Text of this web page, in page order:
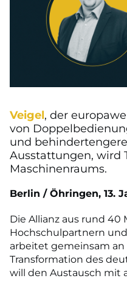
Veigel, der
von
und
Ausstattungen, wird
Maschinenraums.
Berlin / Öhringen, 13.
Die Allianz aus rund
Hochschulpartnern
arbeitet gemeinsam
Transformation des
will den Austausch mit